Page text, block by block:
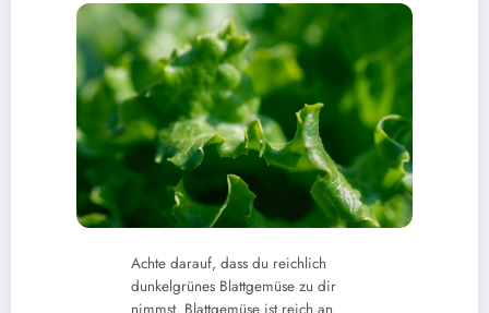
Achte darauf, dass du reichlich
dunkelgrünes Blattgemüse zu dir